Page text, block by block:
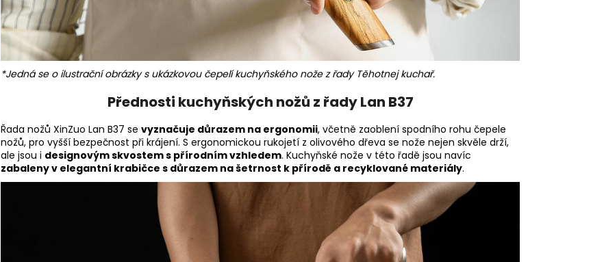
*Jedná se o ilustrační obrázky s ukázkovou čepelí kuchyňského nože z řady Těhotnej kuchař.
Přednosti kuchyňských nožů z řady Lan B37
Řada nožů XinZuo Lan B37 se vyznačuje důrazem na ergonomii, včetně zaoblení spodního rohu čepele
nožů, pro vyšší bezpečnost při krájení. S ergonomickou rukojetí z olivového dřeva se nože nejen skvěle drží,
ale jsou i designovým skvostem s přírodním vzhledem. Kuchyňské nože v této řadě jsou navíc
zabaleny v elegantní krabičce s důrazem na šetrnost k přírodě a recyklované materiály.